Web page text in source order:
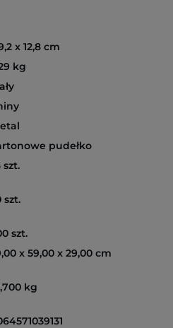
x 12,8 cm
kg
pudełko
szt.
szt.
szt.
x 59,00 x 29,00 cm
kg